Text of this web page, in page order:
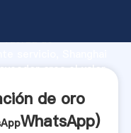
fuerza de
crea el valor
de oro
WhatsApp)